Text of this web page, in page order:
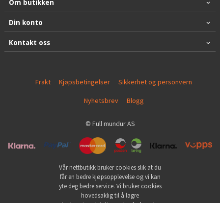
Om butikken
Din konto
Kontakt oss
Frakt Kjøpsbetingelser Sikkerhet og personvern
Nyhetsbrev Blogg
© Full mundur AS
Vår nettbutikk bruker cookies slik at du
får en bedre kjøpsopplevelse og vi kan
yte deg bedre service. Vi bruker cookies
hovedsaklig til å lagre